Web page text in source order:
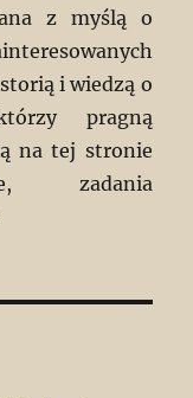
z myślą o
i wiedzą o
pragną
na tej stronie
zadania